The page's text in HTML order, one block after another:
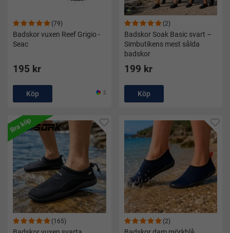
(79)
Badskor vuxen Reef Grigio -
Seac
195 kr
Köp 2
(2)
Badskor Soak Basic svart –
Simbutikens mest sålda
badskor
199 kr
Köp
(165)
Bra köp
(2)